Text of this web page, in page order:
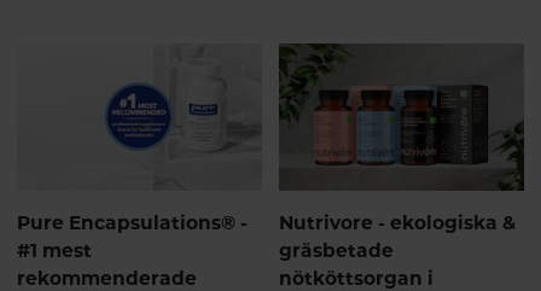
Pure Encapsulations® -
#1 mest
rekommenderade
Nutrivore - ekologiska &
gräsbetade
nötköttsorgan i